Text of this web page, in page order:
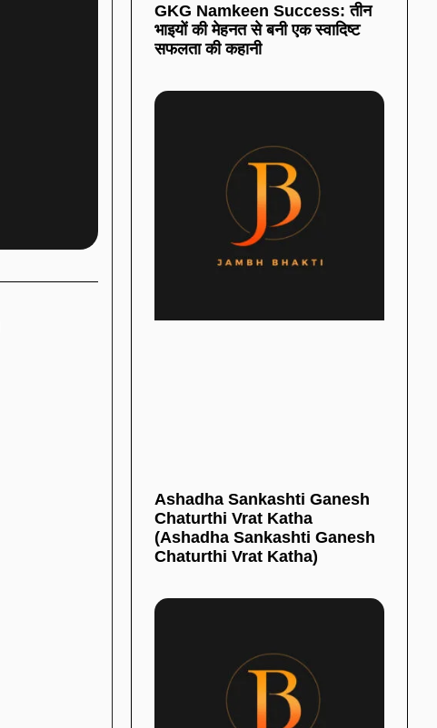
GKG Namkeen Success: तीन
भाइयों की मेहनत से बनी एक स्वादिष्ट
सफलता की कहानी
Ashadha Sankashti Ganesh
Chaturthi Vrat Katha
(Ashadha Sankashti Ganesh
Chaturthi Vrat Katha)